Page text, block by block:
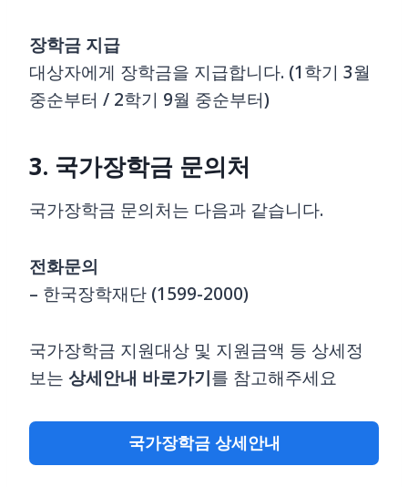
장학금 지급
대상자에게 장학금을 지급합니다. (1학기 3월
중순부터 / 2학기 9월 중순부터)
3. 국가장학금 문의처
국가장학금 문의처는 다음과 같습니다.
전화문의
– 한국장학재단 (1599-2000)
국가장학금 지원대상 및 지원금액 등 상세정
보는상세안내 바로가기를 참고해주세요
국가장학금 상세안내